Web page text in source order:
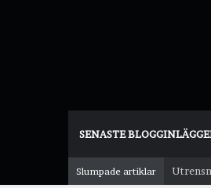
SENASTE
Slumpade artiklar